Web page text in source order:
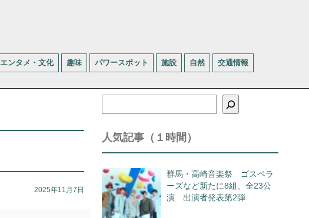
エンタメ・文化 趣味 パワースポット 施設 自然 交通情報
2025年11月7日
索
人気記事（１時間）
群馬・高崎音楽祭 ゴスペラ
ーズなど新たに8組、全23公
演 出演者発表第2弾